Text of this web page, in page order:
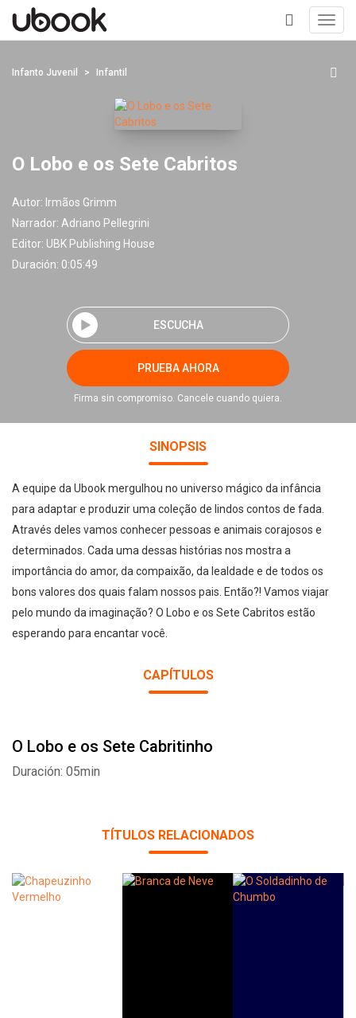
+
Infanto Juvenil Infantil
O Lobo e os Sete Cabritos
Autor: Irmãos Grimm
Narrador: Adriano Pellegrini
Editor: UBK Publishing House
Duración: 0:05:49
ESCUCHA
PRUEBA AHORA
Firma sin compromiso. Cancele cuando quiera.
SINOPSIS
A equipe da Ubook mergulhou no universo mágico da infância
para adaptar e produzir uma coleção de lindos contos de fada.
Através deles vamos conhecer pessoas e animais corajosos e
determinados. Cada uma dessas histórias nos mostra a
importância do amor, da compaixão, da lealdade e de todos os
bons valores dos quais falam nossos pais. Então?! Vamos viajar
pelo mundo da imaginação? O Lobo e os Sete Cabritos estão
esperando para encantar você.
CAPÍTULOS
O Lobo e os Sete Cabritinho
Duración: 05min
TÍTULOS RELACIONADOS